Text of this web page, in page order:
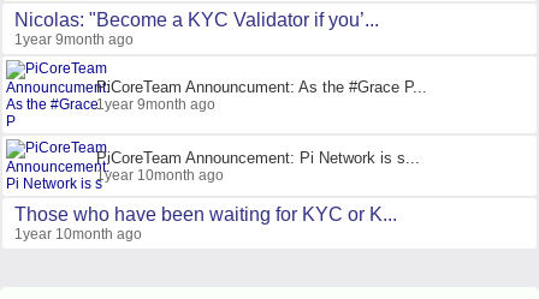
Nicolas: "Become a KYC Validator if you’...
1year 9month ago
PiCoreTeam Announcument: As the #Grace P...
1year 9month ago
PiCoreTeam Announcement: Pi Network is s...
1year 10month ago
Those who have been waiting for KYC or K...
1year 10month ago